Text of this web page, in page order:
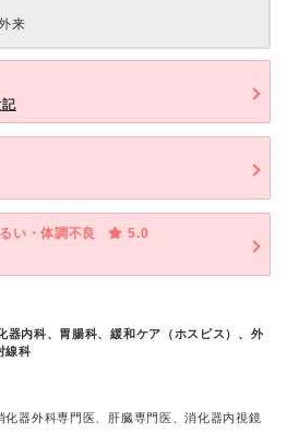
来
い・体調不良
5.0
器内科、胃腸科、緩和ケア（ホスピス）、外
線科
器外科専門医、肝臓専門医、消化器内視鏡